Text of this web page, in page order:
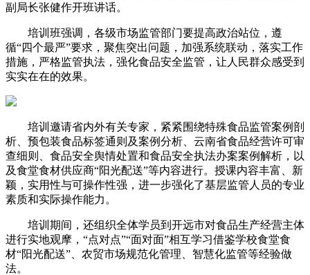
副局长张健作开班讲话。
培训班强调，各级市场监管部门要提高政治站位，遵
循“四个最严”要求，聚焦突出问题，加强系统联动，落实工作
措施，严格监管执法，强化食品安全监管，让人民群众感受到
实实在在的效果。
培训邀请省内外有关专家，紧紧围绕特殊食品监管案例剖
析、预包装食品标签通则及案例分析、云南省食品经营许可审
查细则、食品安全舆情处置和食品安全执法办案案例解析，以
及食堂食材供应商“阳光配送”等内容进行。授课内容丰富、新
颖，实用性与可操作性强，进一步强化了基层监管人员的专业
素质和实际操作能力。
培训期间，还组织全体学员到开远市对食品生产经营主体
进行实地观摩，“点对点”“面对面”相互学习借鉴学校食堂食
材“阳光配送”、农贸市场规范化管理、智慧化监管等经验做
法。